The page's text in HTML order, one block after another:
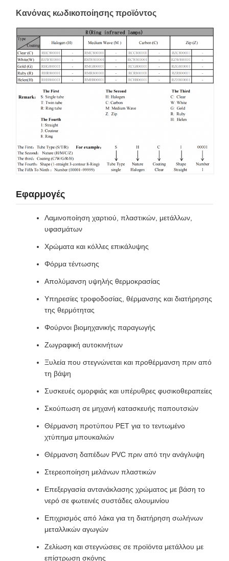
Κανόνας κωδικοποίησης προϊόντος
Εφαρμογές
Λαμινοποίηση χαρτιού, πλαστικών, μετάλλων,
υφασμάτων
Χρώματα και κόλλες επικάλυψης
Φόρμα τέντωσης
Απολύμανση υψηλής θερμοκρασίας
Υπηρεσίες τροφοδοσίας, θέρμανσης και διατήρησης
της θερμότητας
Φούρνοι βιομηχανικής παραγωγής
Ζωγραφική αυτοκινήτων
Ξυλεία που στεγνώνεται και προθέρμανση πριν από
τη βάψη
Συσκευές ομορφιάς και υπέρυθρες φυσικοθεραπείες
Σκούπωση σε μηχανή κατασκευής παπουτσιών
Θέρμανση προτύπου PET για το τεντωμένο
χτύπημα μπουκαλιών
Θέρμανση δαπέδων PVC πριν από την ανάγλυψη
Στερεοποίηση μελάνων πλαστικών
Επεξεργασία αντανάκλασης χρώματος με βάση το
νερό σε φωτεινές συστάδες αλουμινίου
Επιχρισμός από λάκα για τη διατήρηση σωλήνων
μεταλλικών αγωγών
Ζελίωση και στεγνώσεις σε προϊόντα μετάλλου με
επίστρωση σκόνης